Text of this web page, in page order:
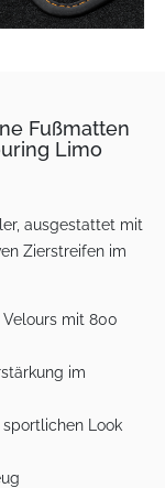
Fußmatten
Limo
ausgestattet mit
Zierstreifen im
mit 800
im
Look